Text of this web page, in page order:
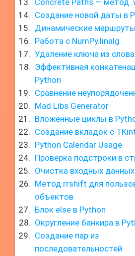
Concrete Paths — метод
Создание новой даты в
Динамические
Работа с NumPy.linalg
Удаление ключа из
Эффективная
Python
Сравнение
Mad Libs Generator
Вложенные циклы в
Создание вкладок с
Python Calendar Usage
Проверка подстроки в
Очистка входных данных
Метод rrshift для
объектов
Блок else в Python
Округление банкира в
Создание пар из
последовательностей